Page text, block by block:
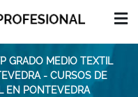
GRADO MEDIO TEXTIL
- CURSOS DE
EN PONTEVEDRA